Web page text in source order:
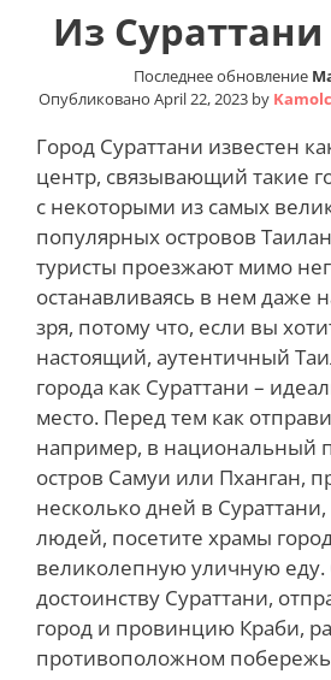
Из
Последнее обновление
Опубликовано April 22, 2023 by
Город Сураттани известен
центр, связывающий такие
с некоторыми из самых
популярных островов
туристы проезжают мимо
останавливаясь в нем даже
зря, потому что, если вы
настоящий, аутентичный
города как Сураттани –
место. Перед тем как
например, в национальный
остров Самуи или Пханган,
несколько дней в
людей, посетите храмы
великолепную уличную
достоинству Сураттани,
город и провинцию Краби,
противоположном